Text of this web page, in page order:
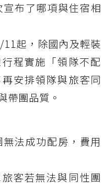
布了哪項與住宿相
起，除國內及輕裝
程實施「領隊不配
安排領隊與旅客同
帶團品質。
法成功配房，費用
客若無法與同性團